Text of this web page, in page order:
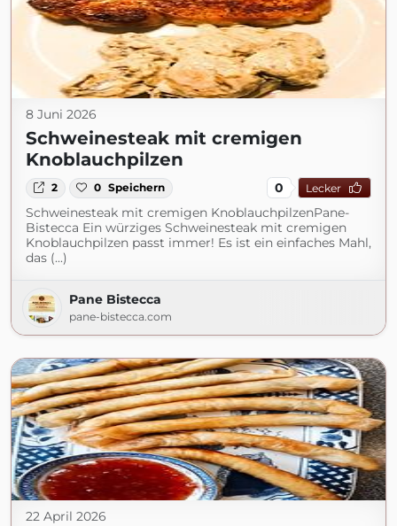
8 Juni 2026
Schweinesteak mit cremigen
Knoblauchpilzen
2 0 Speichern 0 Lecker
Schweinesteak mit cremigen KnoblauchpilzenPane-
Bistecca Ein würziges Schweinesteak mit cremigen
Knoblauchpilzen passt immer! Es ist ein einfaches Mahl,
das (...)
Pane Bistecca
pane-bistecca.com
22 April 2026